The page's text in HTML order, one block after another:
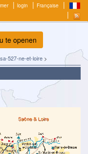
login Française
te openen
527-ne-et-loire >